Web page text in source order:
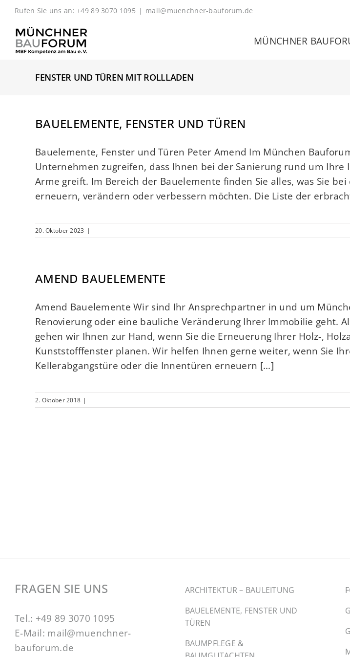
Zum
springen
Rufen Sie uns an: +49 89 3070 1095 | mail@muenchner-bauforum.de
MÜNCHNER
FENSTER UND TÜREN MIT ROLLLADEN
BAUELEMENTE, FENSTER UND TÜREN
Bauelemente, Fenster und Türen Peter Amend Im München
Unternehmen zugreifen, dass Ihnen bei der Sanierung rund um
Arme greift. Im Bereich der Bauelemente finden Sie alles, was Sie
erneuern, verändern oder verbessern möchten. Die Liste der
20. Oktober 2023 |
AMEND BAUELEMENTE
Amend Bauelemente Wir sind Ihr Ansprechpartner in und um
Renovierung oder eine bauliche Veränderung Ihrer Immobilie geht.
gehen wir Ihnen zur Hand, wenn Sie die Erneuerung Ihrer Holz-,
Kunststofffenster planen. Wir helfen Ihnen gerne weiter, wenn Sie
Kellerabgangstüre oder die Innentüren erneuern [...]
2. Oktober 2018 |
FRAGEN SIE UNS
Tel.: +49 89 3070 1095
E-Mail: mail@muenchner-
bauforum.de
ARCHITEKTUR – BAULEITUNG
BAUELEMENTE, FENSTER UND
TÜREN
BAUMPFLEGE &